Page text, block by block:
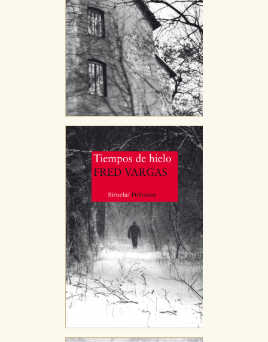
Cookies de rendimiento y analíticas
Estas cookies se utilizan para mejorar su experiencia
de navegación y optimizar el funcionamiento de
nuestro sitio web. Almacenan configuraciones de
servicios para que no tenga que reconfigurarlos cada
vez que nos visita. La información es agregada y, por lo
tanto, es anónima.
Cookies de publicidad y redes sociales
Estas cookies son gestionadas por nuestros socios
publicitarios y se utilizan para mostrar publicidad
relevante para sus intereses en otros sitios. No
almacenan directamente información personal sino
que se basan en la identificación única de su
navegador y dispositivo de internet.
GUARDAR CONFIGURACIÓN
Puede consultar nuestra política de cookies